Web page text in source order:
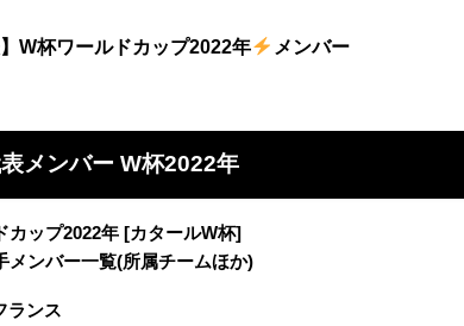
】W杯ワールドカップ2022年 メンバー
メンバー W杯2022年
カップ2022年 [カタールW杯]
メンバー一覧(所属チームほか)
ランス